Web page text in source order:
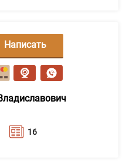
16
Написать
сообщение